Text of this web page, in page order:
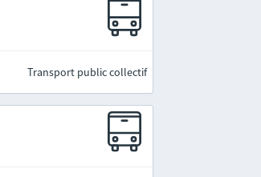
Transport public collectif